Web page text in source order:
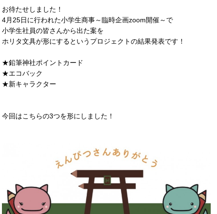
お待たせしました！
4月25日に行われた小学生商事～臨時企画zoom開催～で
小学生社員の皆さんから出た案を
ホリタ文具が形にするというプロジェクトの結果発表です！
★鉛筆神社ポイントカード
★エコバック
★新キャラクター
今回はこちらの3つを形にしました！